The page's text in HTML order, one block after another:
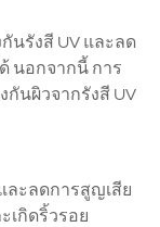
นรังสี UV และลด
นอกจากนี้ การ
นผิวจากรังสี UV
ละลดการสูญเสีย
เกิดริ้วรอย